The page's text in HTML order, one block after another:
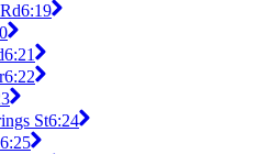
6:19
6:21
6:22
St6:24
6:25